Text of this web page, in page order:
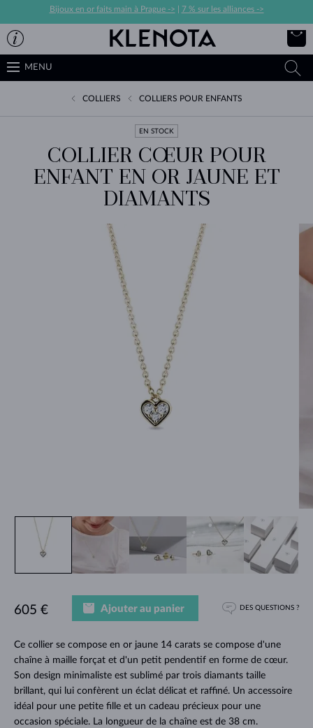
Bijoux en or faits main à Prague -> 7 % sur les alliances ->
MENU
COLLIERS COLLIERS POUR ENFANTS
EN STOCK
COLLIER CŒUR POUR
ENFANT EN OR JAUNE ET
DIAMANTS
Ce collier se compose en or jaune 14 carats se compose d'une
chaîne à maille forçat et d'un petit pendentif en forme de cœur.
Son design minimaliste est sublimé par trois diamants taille
brillant, qui lui confèrent un éclat délicat et raffiné. Un accessoire
idéal pour une petite fille et un cadeau précieux pour une
occasion spéciale. La longueur de la chaîne est de 38 cm.
605 € Ajouter au panier DES QUESTIONS ?